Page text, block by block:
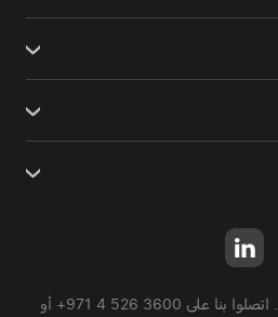
. اتصلوا بنا على +971 4 526 3600 أو